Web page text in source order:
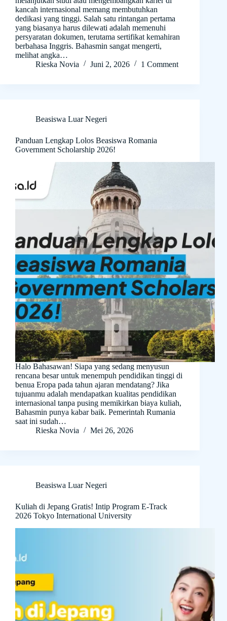
kancah internasional memang membutuhkan
dedikasi yang tinggi. Salah satu rintangan pertama
yang biasanya harus dilewati adalah memenuhi
persyaratan dokumen, terutama sertifikat kemahiran
berbahasa Inggris. Bahasmin sangat mengerti,
melihat angka…
Rieska Novia
Juni 2, 2026 1 Comment
Beasiswa Luar Negeri
Panduan Lengkap Lolos Beasiswa Romania
Government Scholarship 2026!
Halo Bahasawan! Siapa yang sedang menyusun
rencana besar untuk menempuh pendidikan tinggi di
benua Eropa pada tahun ajaran mendatang? Jika
tujuanmu adalah mendapatkan kualitas pendidikan
internasional tanpa pusing memikirkan biaya kuliah,
Bahasmin punya kabar baik. Pemerintah Rumania
saat ini sudah…
Rieska Novia
Mei 26, 2026
Beasiswa Luar Negeri
Kuliah di Jepang Gratis! Intip Program E-Track
2026 Tokyo International University